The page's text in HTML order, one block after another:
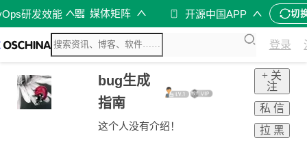
研发效能 媒体矩阵 开源中国APP 切
登录
bug生成
指南
这个人没有介绍！
+ 关
注
私 信
拉 黑